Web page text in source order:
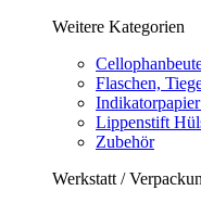
Weitere Kategorien
Flaschen,
Lippenstift
Zubehör
Werkstatt /